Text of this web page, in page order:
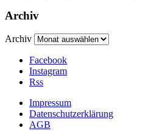
Archiv
Archiv
Facebook
Instagram
Rss
Impressum
Datenschutzerklärung
AGB